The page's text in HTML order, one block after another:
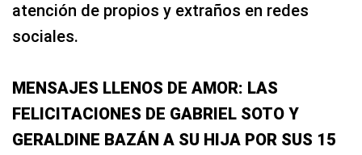
atención de propios y extraños en redes
sociales.
MENSAJES LLENOS DE AMOR: LAS
FELICITACIONES DE GABRIEL SOTO Y
GERALDINE BAZÁN A SU HIJA POR SUS 15